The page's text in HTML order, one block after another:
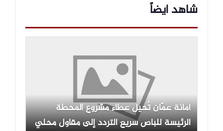
شاهد ايضاً
أمانة عمّان تُحيل عطاء مشروع المحطة
الرئيسة للباص سريع التردد إلى مقاول محلي